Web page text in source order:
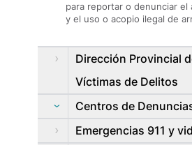
para reportar o denunciar el
y el uso o acopio ilegal de
Dirección Provincial
Víctimas de Delitos
Centros de
Emergencias 911 y